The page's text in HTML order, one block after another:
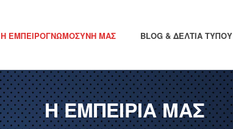
Η ΕΜΠΕΙΡΟΓΝΩΜΟΣΎΝΗ ΜΑΣ BLOG & ΔΕΛΤΊΑ ΤΎΠΟΥ
Η ΕΜΠΕΙΡΙΑ ΜΑΣ